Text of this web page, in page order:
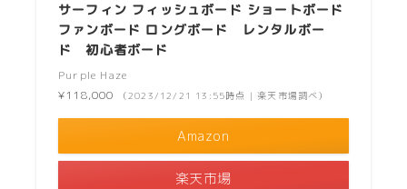
サーフィン フィッシュボード ショートボード
ファンボード ロングボード レンタルボー
ド 初心者ボード
Purple Haze
¥118,000
（2023/12/21 13:55時点 | 楽天市場調べ）
Amazon
楽天市場